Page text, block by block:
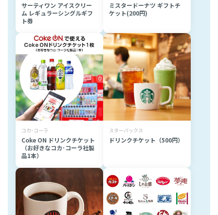
サーティワン アイスクリー
ム レギュラーシングルギフ
ト券
ミスタードーナツ ギフトチ
ケット(200円)
コカ･コーラ
Coke ON ドリンクチケット
（お好きなコカ･コーラ社製
品1本）
スターバックス
ドリンクチケット（500円）